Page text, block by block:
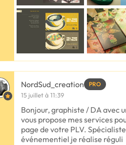
NordSud_creation PRO
15 juillet à 11:39
Bonjour, graphiste / DA avec
vous propose mes services
page de votre PLV.
événementiel je réalise réguli